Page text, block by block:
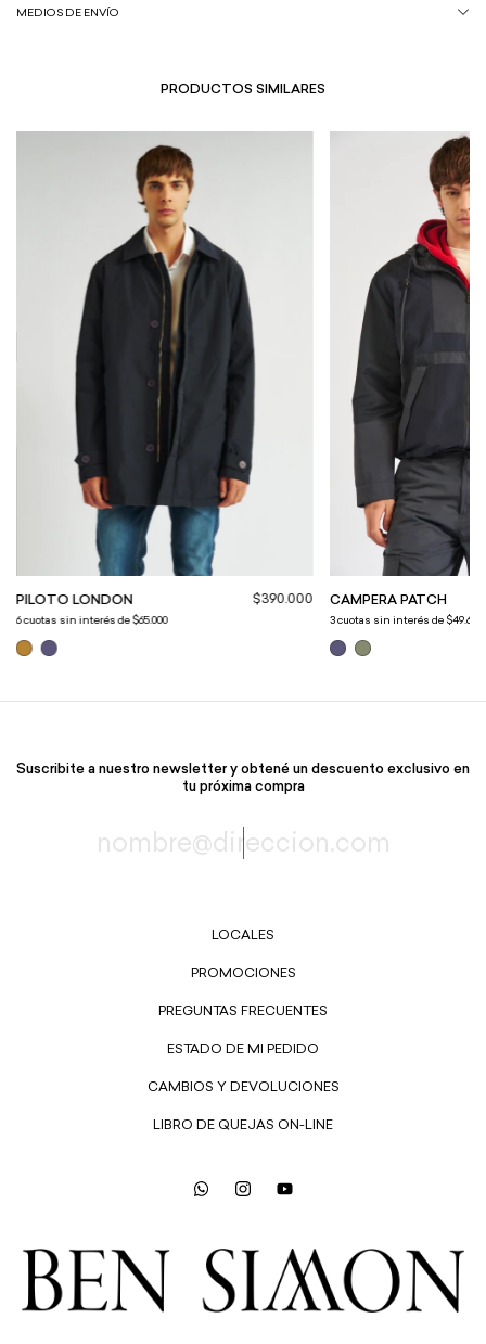
MEDIOS DE ENVÍO
PRODUCTOS SIMILARES
PILOTO LONDON $390.000
6cuotas sin interés de$65.000
CAMPERA PATCH
3 cuotas sin interés de
Suscribite a nuestro newsletter y obtené un descuento exclusivo en
tu próxima compra
LOCALES
PROMOCIONES
PREGUNTAS FRECUENTES
ESTADO DE MI PEDIDO
CAMBIOS Y DEVOLUCIONES
LIBRO DE QUEJAS ON-LINE